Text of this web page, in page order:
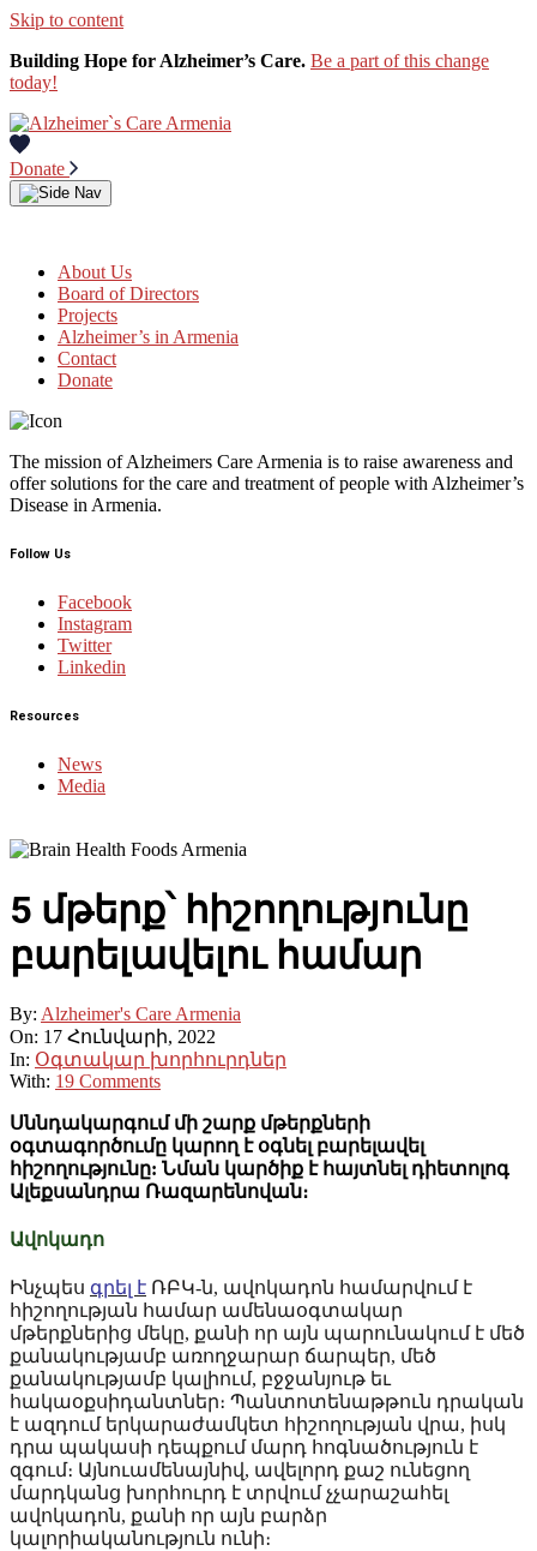
Skip to content
Building Hope for Alzheimer’s Care. Be a part of this change
today!
Donate
About Us
Board of Directors
Projects
Alzheimer’s in Armenia
Contact
Donate
The mission of Alzheimers Care Armenia is to raise awareness and
offer solutions for the care and treatment of people with Alzheimer’s
Disease in Armenia.
Follow Us
Facebook
Instagram
Twitter
Linkedin
Resources
News
Media
5 մթերք՝ հիշողությունը
բարելավելու համար
By: Alzheimer's Care Armenia
On: 17 Հունվարի, 2022
In: Օգտակար խորհուրդներ
With: 19 Comments
Սննդակարգում մի շարք մթերքների
օգտագործումը կարող է օգնել բարելավել
հիշողությունը: Նման կարծիք է հայտնել դիետոլոգ
Ալեքսանդրա Ռազարենովան։
Ավոկադո
Ինչպես գրել է ՌԲԿ-ն, ավոկադոն համարվում է
հիշողության համար ամենաօգտակար
մթերքներից մեկը, քանի որ այն պարունակում է մեծ
քանակությամբ առողջարար ճարպեր, մեծ
քանակությամբ կալիում, բջջանյութ եւ
հակաօքսիդանտներ։ Պանտոտենաթթուն դրական
է ազդում երկարաժամկետ հիշողության վրա, իսկ
դրա պակասի դեպքում մարդ հոգնածություն է
զգում։ Այնուամենայնիվ, ավելորդ քաշ ունեցող
մարդկանց խորհուրդ է տրվում չչարաշահել
ավոկադոն, քանի որ այն բարձր
կալորիականություն ունի։